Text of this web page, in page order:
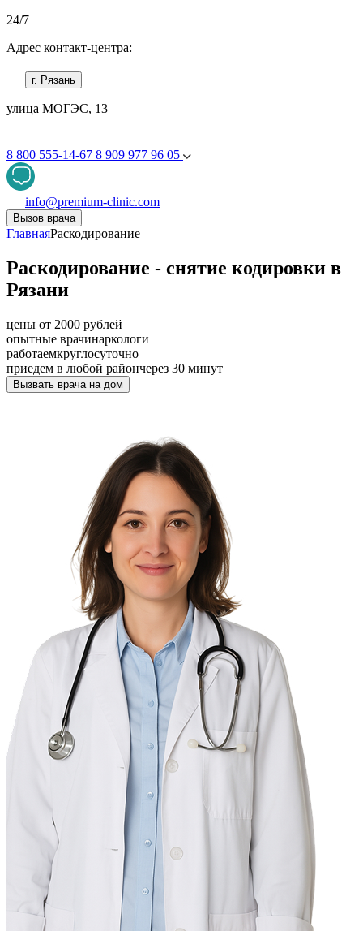
24/7
Адрес контакт-центра:
г. Рязань
улица МОГЭС, 13
8 800 555-14-67 8 909 977 96 05
info@premium-clinic.com
Вызов врача
ГлавнаяРаскодирование
Раскодирование - снятие кодировки в
Рязани
цены от 2000 рублей
опытные врачинаркологи
работаемкруглосуточно
приедем в любой райончерез 30 минут
Вызвать врача на дом